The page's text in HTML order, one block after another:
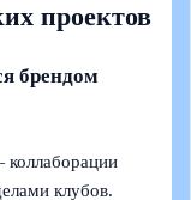
проектов
брендом
клубов.